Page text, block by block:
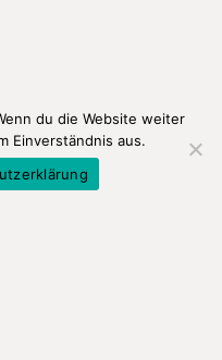
du die Website weiter
Einverständnis aus.